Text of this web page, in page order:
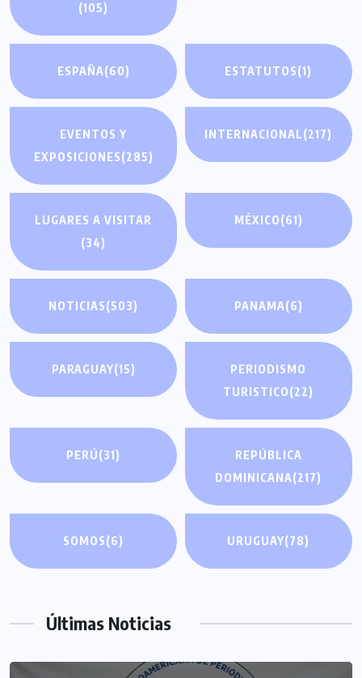
(105)
ESPAÑA(60) ESTATUTOS(1)
EVENTOS Y
EXPOSICIONES(285)
INTERNACIONAL(217)
LUGARES A VISITAR
(34)
MÉXICO(61)
NOTICIAS(503) PANAMA(6)
PARAGUAY(15)
PERIODISMO
TURISTICO(22)
PERÚ(31)
REPÚBLICA
DOMINICANA(217)
SOMOS(6) URUGUAY(78)
Últimas Noticias